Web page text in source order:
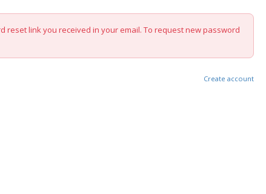
reset link you received in your email. To request new password
Create account